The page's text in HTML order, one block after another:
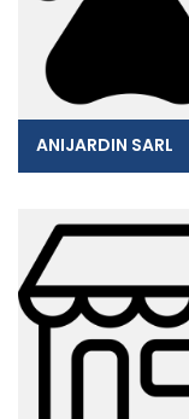
ANIJARDIN SARL